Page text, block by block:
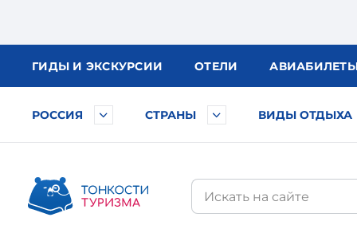
ГИДЫ И ЭКСКУРСИИ ОТЕЛИ АВИА
РОССИЯ СТРАНЫ ВИДЫ ОТДЫХА